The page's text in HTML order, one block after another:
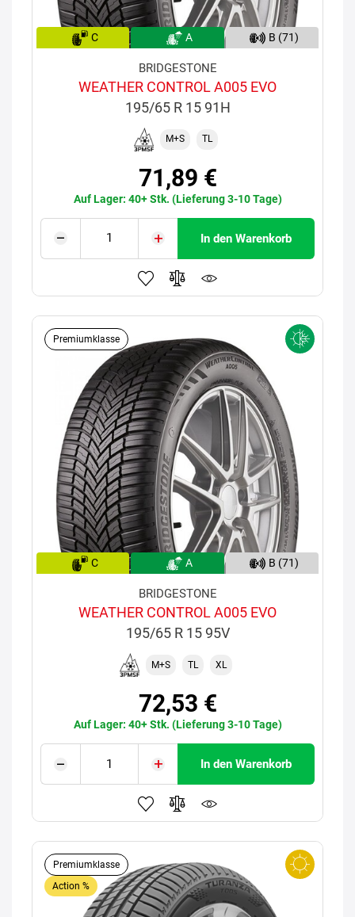
C A B (71)
BRIDGESTONE
WEATHER CONTROL A005 EVO
195/65 R 15 91H
M+S TL
71,89 €
Auf Lager: 40+ Stk. (Lieferung 3-10 Tage)
In den Warenkorb
Premiumklasse
C A B (71)
BRIDGESTONE
WEATHER CONTROL A005 EVO
195/65 R 15 95V
M+S TL XL
72,53 €
Auf Lager: 40+ Stk. (Lieferung 3-10 Tage)
In den Warenkorb
Premiumklasse
Action %